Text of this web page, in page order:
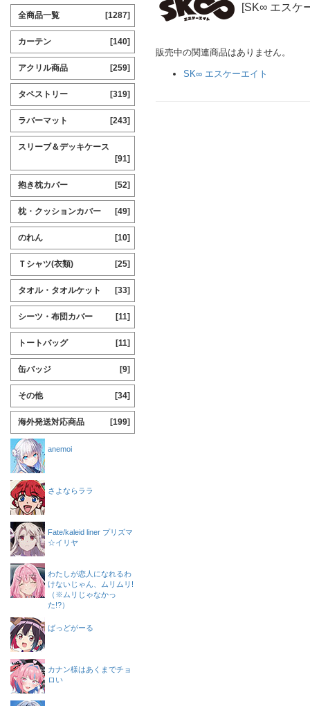
[SK∞ エスケ
販売中の関連商品はありません。
SK∞ エスケーエイト
全商品一覧 [1287]
カーテン [140]
アクリル商品 [259]
タペストリー [319]
ラバーマット [243]
スリーブ＆デッキケース
[91]
抱き枕カバー [52]
枕・クッションカバー [49]
のれん [10]
Ｔシャツ(衣類) [25]
タオル・タオルケット [33]
シーツ・布団カバー [11]
トートバッグ [11]
缶バッジ [9]
その他 [34]
海外発送対応商品 [199]
anemoi
さよならララ
Fate/kaleid liner プリズマ
☆イリヤ
わたしが恋人になれるわ
けないじゃん、ムリムリ!
（※ムリじゃなかっ
た!?）
ばっどがーる
カナン様はあくまでチョ
ロい